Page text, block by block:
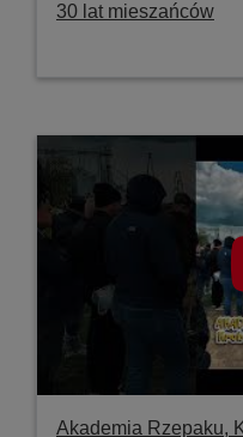
30 lat mieszańców
Akademia Rzepaku,